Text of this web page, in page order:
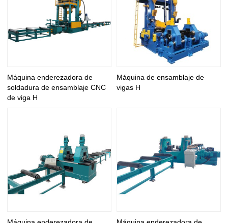
Máquina enderezadora de
soldadura de ensamblaje CNC
de viga H
Máquina de ensamblaje de
vigas H